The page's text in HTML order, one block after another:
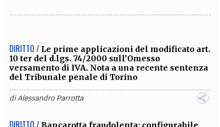
DIRITTO / Le prime applicazioni del modificato art.
10 ter del d.lgs. 74/2000 sull’Omesso
versamento di IVA. Nota a una recente sentenza
del Tribunale penale di Torino
diAlessandro Parrotta